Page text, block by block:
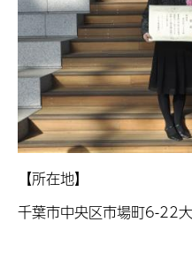
【所在地】
千葉市中央区市場町6-22